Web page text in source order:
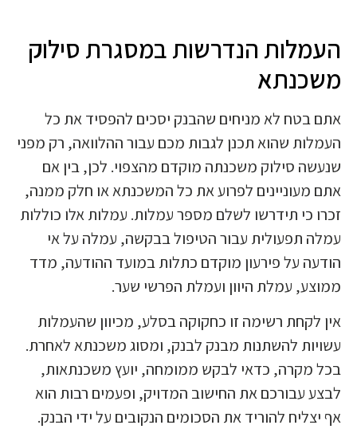
העמלות הנדרשות במסגרת סילוק
משכנתא
אתם בטח לא מניחים שהבנק יסכים להפסיד את כל
העמלות שהוא תכנן לגבות מכם עבור ההלוואה, רק מפני
שנעשה סילוק משכנתה מוקדם מהצפוי. לכן, בין אם
אתם מעוניינים לפרוע את כל המשכנתא או חלק ממנה,
זכרו כי תידרשו לשלם מספר עמלות. עמלות אלו כוללות
עמלה תפעולית עבור הטיפול בבקשה, עמלה על אי
הודעה על פירעון מוקדם כתלות במועד ההודעה, מדד
ממוצע, עמלת היוון ועמלת הפרשי שער.
אין לקחת רשימה זו כחקוקה בסלע, מכיוון שהעמלות
עשויות להשתנות מבנק לבנק, ומסוג משכנתא לאחרת.
בכל מקרה, כדאי לבקש ממומחה, יועץ משכנתאות,
לבצע עבורכם את החישוב המדויק, ופעמים רבות הוא
אף יצליח להוריד את הסכומים הנקובים על ידי הבנק.